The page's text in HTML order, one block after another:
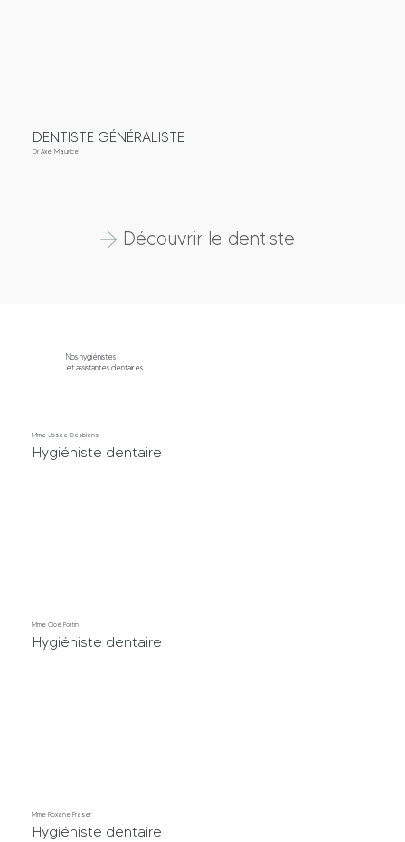
DENTISTE GÉNÉRALISTE
Dr Axel Maurice
Découvrir le dentiste
Nos hygiénistes
et assistantes dentaires
Mme Josée Desbiens
Hygiéniste dentaire
Mme Cloé Fortin
Hygiéniste dentaire
Mme Roxane Fraser
Hygiéniste dentaire